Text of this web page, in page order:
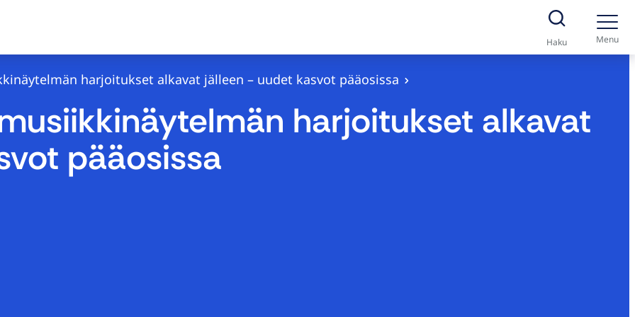
Haku Menu
harjoitukset alkavat jälleen – uudet kasvot pääosissa
harjoitukset alkavat
pääosissa